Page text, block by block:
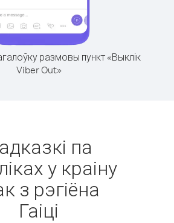
размовы пункт «Выклік
Viber Out»
па
у краіну
з рэгіёна
Гаіці